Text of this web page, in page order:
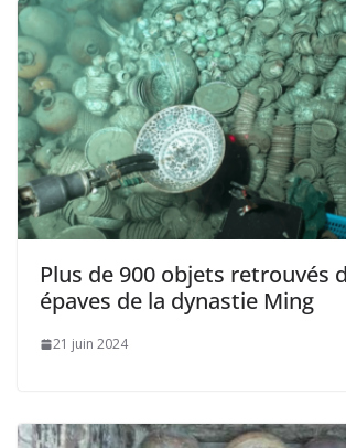
Plus de 900 objets retrouvés
épaves de la dynastie Ming
21 juin 2024